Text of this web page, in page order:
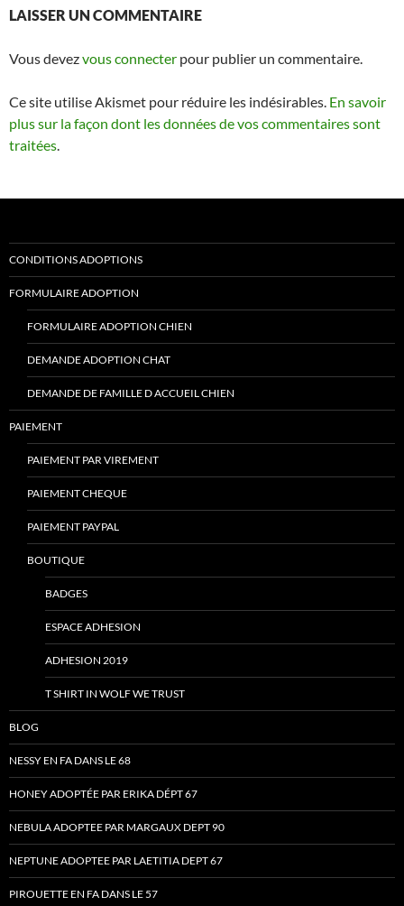
LAISSER UN COMMENTAIRE
Vous devezvous connecter pour publier un commentaire.
Ce site utilise Akismet pour réduire les indésirables. En savoir
plus sur la façon dont les données de vos commentaires sont
traitées.
CONDITIONS ADOPTIONS
FORMULAIRE ADOPTION
FORMULAIRE ADOPTION CHIEN
DEMANDE ADOPTION CHAT
DEMANDE DE FAMILLE D ACCUEIL CHIEN
PAIEMENT
PAIEMENT PAR VIREMENT
PAIEMENT CHEQUE
PAIEMENT PAYPAL
BOUTIQUE
BADGES
ESPACE ADHESION
ADHESION 2019
T SHIRT IN WOLF WE TRUST
BLOG
NESSY EN FA DANS LE 68
HONEY ADOPTÉE PAR ERIKA DÉPT 67
NEBULA ADOPTEE PAR MARGAUX DEPT 90
NEPTUNE ADOPTEE PAR LAETITIA DEPT 67
PIROUETTE EN FA DANS LE 57